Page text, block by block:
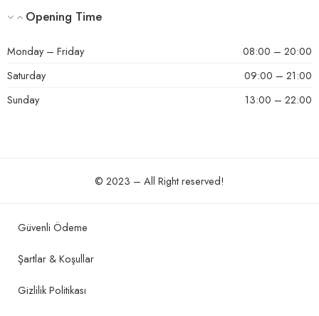
Opening Time
Monday – Friday
08:00 – 20:00
Saturday
09:00 – 21:00
Sunday
13:00 – 22:00
© 2023 – All Right reserved!
Güvenli Ödeme
Şartlar & Koşullar
Gizlilik Politikası